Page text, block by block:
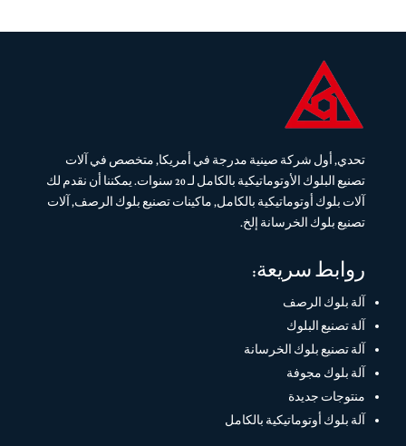
تحدي, أول شركة صينية مدرجة في أمريكا, متخصص في آلات
تصنيع البلوك الأوتوماتيكية بالكامل لـ 20 سنوات. يمكننا أن نقدم لك
آلات بلوك أوتوماتيكية بالكامل, ماكينات تصنيع بلوك الرصف, آلات
تصنيع بلوك الخرسانة إلخ.
روابط سريعة:
آلة بلوك الرصف
آلة تصنيع البلوك
آلة تصنيع بلوك الخرسانة
آلة بلوك مجوفة
منتوجات جديدة
آلة بلوك أوتوماتيكية بالكامل